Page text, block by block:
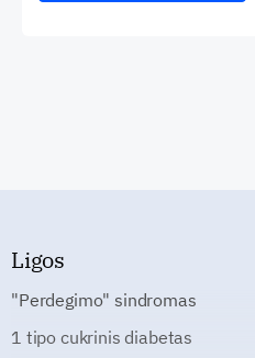
Ligos
"Perdegimo" sindromas
1 tipo cukrinis diabetas